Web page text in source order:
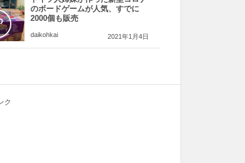
のボードゲームが人気、すでに
2000個も販売
daikohkai 2021年1月4日
ク